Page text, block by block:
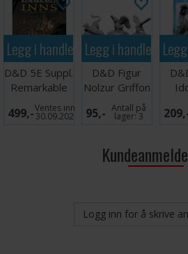
Legg i handlekurven
D&D 5E Suppl.
Remarkable
Inns & Their
Dr
499,-Ventes inn
30.09.2026
Legg i handlekurven
D&D Figur
Nolzur Griffon
Hatchlings
95,- Antall på
lager:3
Logg inn for å skrive